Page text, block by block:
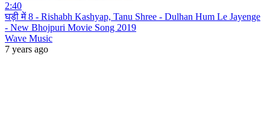
2:40
घड़ी में 8 - Rishabh Kashyap, Tanu Shree - Dulhan Hum Le Jayenge
- New Bhojpuri Movie Song 2019
Wave Music
7 years ago